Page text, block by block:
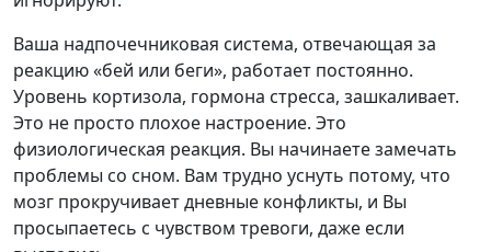
Ваша надпочечниковая система, отвечающая за
реакцию «бей или беги», работает постоянно.
Уровень кортизола, гормона стресса, зашкаливает.
Это не просто плохое настроение. Это
физиологическая реакция. Вы начинаете замечать
проблемы со сном. Вам трудно уснуть потому, что
мозг прокручивает дневные конфликты, и Вы
просыпаетесь с чувством тревоги, даже если